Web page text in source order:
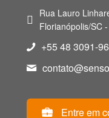
Rua Lauro
Florianópolis/SC
+55 48 3091-
Entre em